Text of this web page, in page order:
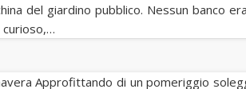
del giardino pubblico. Nessun banco
curioso,…
Approfittando di un pomeriggio